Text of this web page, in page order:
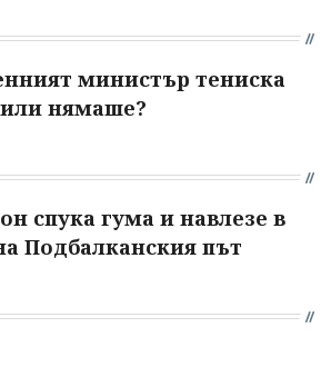
министър тениска
нямаше?
спука гума и навлезе в
Подбалканския път